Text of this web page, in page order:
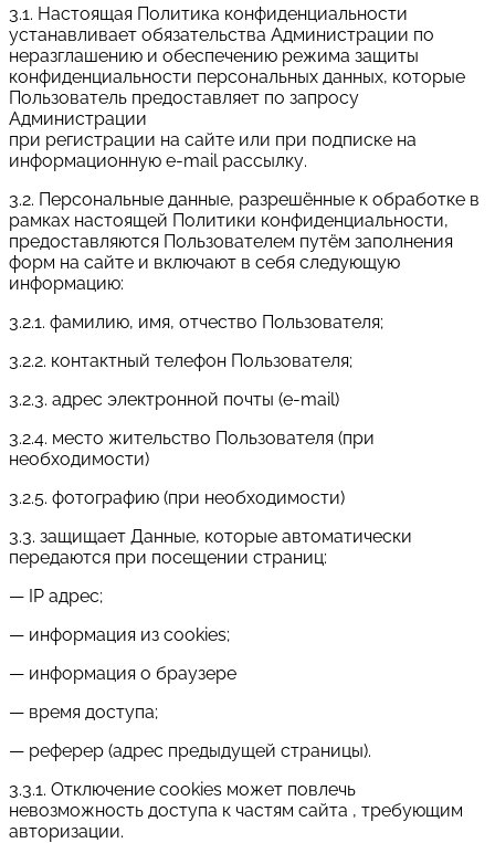
3.1. Настоящая Политика конфиденциальности
устанавливает обязательства Администрации по
неразглашению и обеспечению режима защиты
конфиденциальности персональных данных, которые
Пользователь предоставляет по запросу
Администрации
при регистрации на сайте или при подписке на
информационную e-mail рассылку.
3.2. Персональные данные, разрешённые к обработке в
рамках настоящей Политики конфиденциальности,
предоставляются Пользователем путём заполнения
форм на сайте и включают в себя следующую
информацию:
3.2.1. фамилию, имя, отчество Пользователя;
3.2.2. контактный телефон Пользователя;
3.2.3. адрес электронной почты (e-mail)
3.2.4. место жительство Пользователя (при
необходимости)
3.2.5. фотографию (при необходимости)
3.3. защищает Данные, которые автоматически
передаются при посещении страниц:
— IP адрес;
— информация из cookies;
— информация о браузере
— время доступа;
— реферер (адрес предыдущей страницы).
3.3.1. Отключение cookies может повлечь
невозможность доступа к частям сайта , требующим
авторизации.